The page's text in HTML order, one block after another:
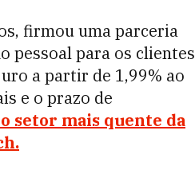
firmou uma parceria
pessoal para os clientes
a partir de 1,99% ao
e o prazo de
setor mais quente da